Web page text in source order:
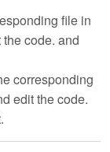
file in
code. and
corresponding
edit the code.